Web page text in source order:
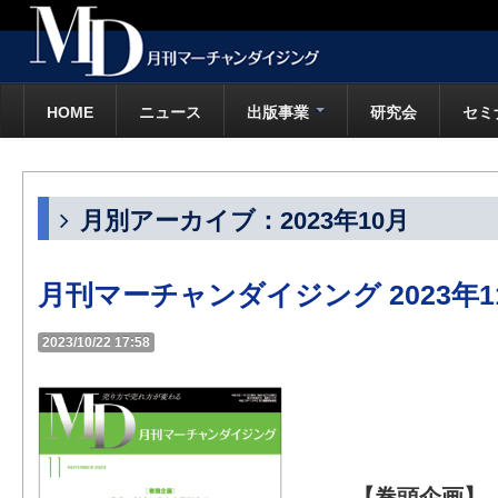
HOME ニュース 出版事業 研究会 セミ
月別アーカイブ：2023年10月
月刊マーチャンダイジング 2023年
2023/10/22 17:58